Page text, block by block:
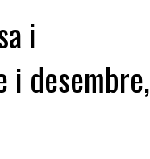
i
i desembre,